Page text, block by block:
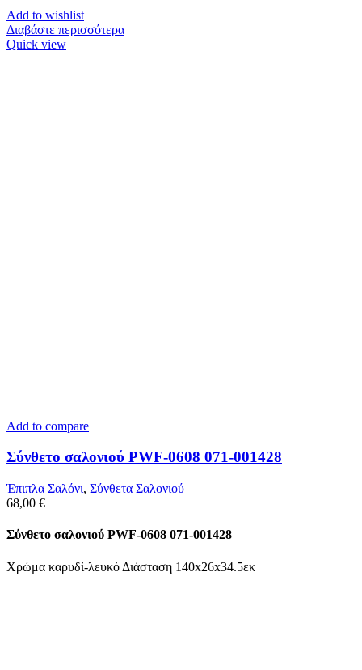
Add to wishlist
Διαβάστε περισσότερα
Quick view
Add to compare
Σύνθετο σαλονιού PWF-0608 071-001428
Έπιπλα Σαλόνι, Σύνθετα Σαλονιού
68,00 €
Σύνθετο σαλονιού PWF-0608 071-001428
Χρώμα καρυδί-λευκό Διάσταση 140x26x34.5εκ